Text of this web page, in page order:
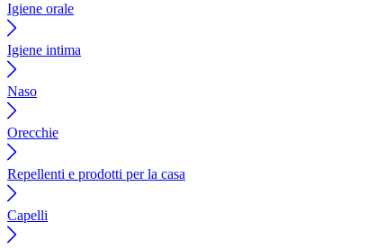
Igiene orale
Igiene intima
Naso
Orecchie
Repellenti e prodotti per la casa
Capelli